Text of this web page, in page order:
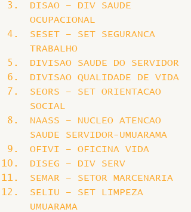
DISAO – DIV SAUDE
OCUPACIONAL
SESET – SET SEGURANCA
TRABALHO
DIVISAO SAUDE DO SERVIDOR
DIVISAO QUALIDADE DE VIDA
SEORS – SET ORIENTACAO
SOCIAL
NAASS – NUCLEO ATENCAO
SAUDE SERVIDOR-UMUARAMA
OFIVI – OFICINA VIDA
DISEG – DIV SERV
SEMAR – SETOR MARCENARIA
SELIU – SET LIMPEZA
UMUARAMA